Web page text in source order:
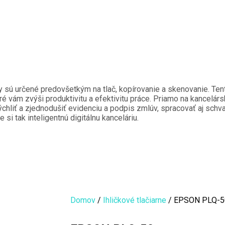
sú určené predovšetkým na tlač, kopírovanie a skenovanie.
vám zvýši produktivitu a efektivitu práce. Priamo na
a zjednodušiť evidenciu a podpis zmlúv, spracovať aj
si tak inteligentnú digitálnu kanceláriu.
Domov / Ihličkové tlačiarne / EPSON PLQ-